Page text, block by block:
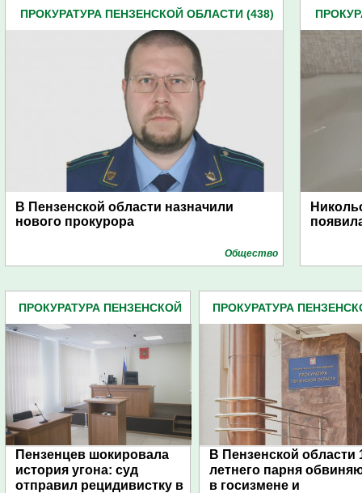
ПРОКУРАТУРА ПЕНЗЕНСКОЙ ОБЛАСТИ (438)
В Пензенской области назначили
нового прокурора
Общество
ПРОКУРАТУРА ПЕНЗЕНСКОЙ
Пензенцев шокировала
история угона: суд
отправил рецидивистку в
ПРОКУРАТУРА
В Пензенской области
летнего парня
в госизмене и